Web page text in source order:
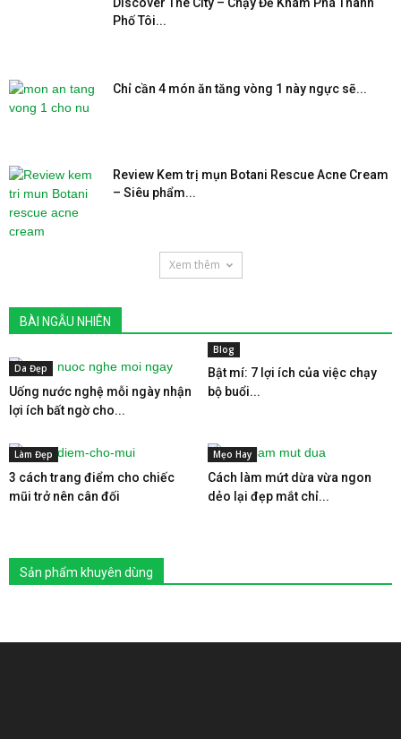
Phố Tôi...
Chỉ cần 4 món ăn tăng vòng 1 này ngực sẽ...
Review Kem trị mụn Botani Rescue Acne Cream
– Siêu phẩm...
Xem thêm
BÀI NGẪU NHIÊN
Da Đẹp
Uống nước nghệ mỗi ngày nhận
lợi ích bất ngờ cho...
Blog
Bật mí: 7 lợi ích của việc chạy
bộ buổi...
Làm Đẹp
3 cách trang điểm cho chiếc
mũi trở nên cân đối
Mẹo Hay
Cách làm mứt dừa vừa ngon
dẻo lại đẹp mắt chỉ...
Sản phẩm khuyên dùng